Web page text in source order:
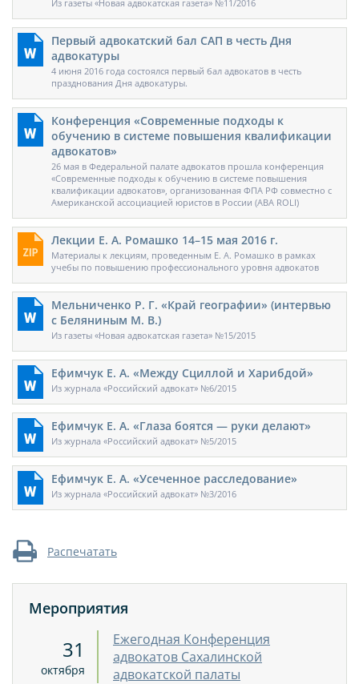
Из газеты «Новая адвокатская газета» №11/2016
Первый адвокатский бал САП в честь Дня
адвокатуры
4 июня 2016 года состоялся первый бал адвокатов в честь
празднования Дня адвокатуры.
Конференция «Современные подходы к
обучению в системе повышения квалификации
адвокатов»
26 мая в Федеральной палате адвокатов прошла конференция
«Современные подходы к обучению в системе повышения
квалификации адвокатов», организованная ФПА РФ совместно с
Американской ассоциацией юристов в России (ABA ROLI)
Лекции Е. А. Ромашко 14–15 мая 2016 г.
Материалы к лекциям, проведенным Е. А. Ромашко в рамках
учебы по повышению профессионального уровня адвокатов
Мельниченко Р. Г. «Край географии» (интервью
с Беляниным М. В.)
Из газеты «Новая адвокатская газета» №15/2015
Ефимчук Е. А. «Между Сциллой и Харибдой»
Из журнала «Российский адвокат» №6/2015
Ефимчук Е. А. «Глаза боятся — руки делают»
Из журнала «Российский адвокат» №5/2015
Ефимчук Е. А. «Усеченное расследование»
Из журнала «Российский адвокат» №3/2016
Распечатать
Мероприятия
31
октября
Ежегодная Конференция
адвокатов Сахалинской
адвокатской палаты